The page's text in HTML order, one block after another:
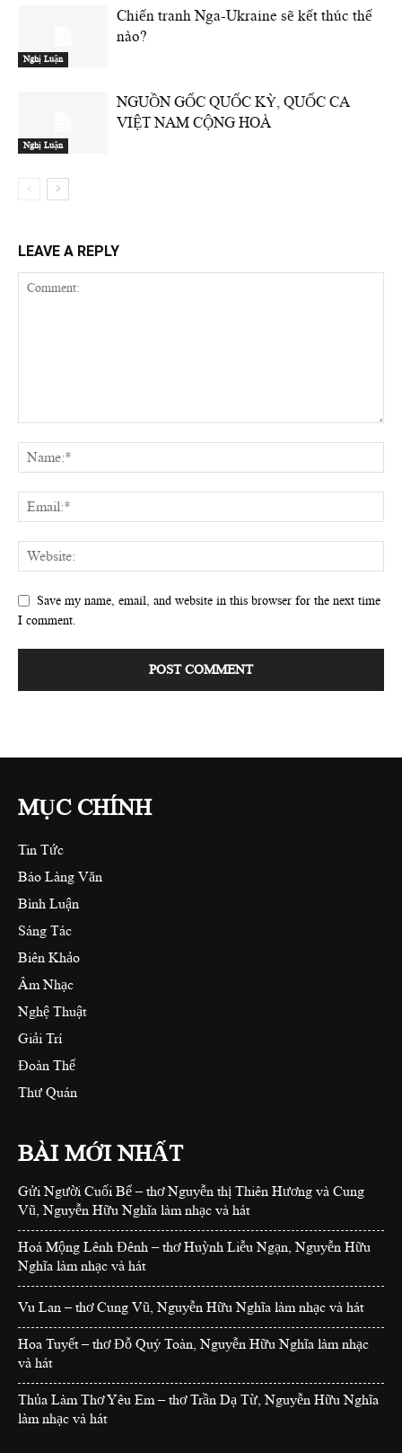
Nghị Luận
Chiến tranh Nga-Ukraine sẽ kết thúc thế
nào?
Nghị Luận
NGUỒN GỐC QUỐC KỲ, QUỐC CA
VIỆT NAM CỘNG HOÀ
LEAVE A REPLY
Save my name, email, and website in this browser for the next time
I comment.
MỤC CHÍNH
Tin Tức
Báo Làng Văn
Bình Luận
Sáng Tác
Biên Khảo
Âm Nhạc
Nghệ Thuật
Giải Trí
Đoàn Thể
Thư Quán
BÀI MỚI NHẤT
Gửi Người Cuối Bể – thơ Nguyễn thị Thiên Hương và Cung
Vũ, Nguyễn Hữu Nghĩa làm nhạc và hát
Hoá Mộng Lênh Đênh – thơ Huỳnh Liễu Ngạn, Nguyễn Hữu
Nghĩa làm nhạc và hát
Vu Lan – thơ Cung Vũ, Nguyễn Hữu Nghĩa làm nhạc và hát
Hoa Tuyết – thơ Đỗ Quý Toàn, Nguyễn Hữu Nghĩa làm nhạc
và hát
Thủa Làm Thơ Yêu Em – thơ Trần Dạ Từ, Nguyễn Hữu Nghĩa
làm nhạc và hát